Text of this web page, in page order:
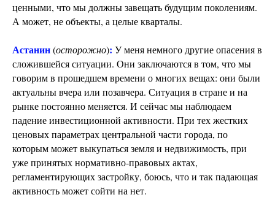
ценными, что мы должны завещать будущим поколениям.
А может, не объекты, а целые кварталы.
Астанин(осторожно): У меня немного другие опасения в
сложившейся ситуации. Они заключаются в том, что мы
говорим в прошедшем времени о многих вещах: они были
актуальны вчера или позавчера. Ситуация в стране и на
рынке постоянно меняется. И сейчас мы наблюдаем
падение инвестиционной активности. При тех жестких
ценовых параметрах центральной части города, по
которым может выкупаться земля и недвижимость, при
уже принятых нормативно-правовых актах,
регламентирующих застройку, боюсь, что и так падающая
активность может сойти на нет.